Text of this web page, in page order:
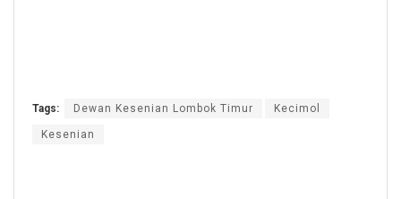
Tags: Dewan Kesenian Lombok Timur Kecimol
Kesenian